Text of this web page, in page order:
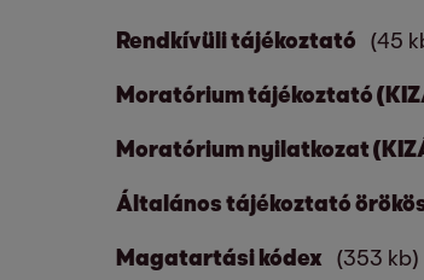
Rendkívüli tájékoztató (45
Moratórium tájékoztató
Moratórium nyilatkozat
Általános tájékoztató
Magatartási kódex (353 kb)